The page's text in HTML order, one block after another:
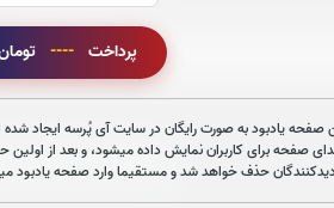
پرداخت ---- تومان
صفحه یادبود به صورت رایگان در سایت آی پُرسه ایجاد
صفحه برای کاربران نمایش داده میشود، و بعد از
حذف خواهد شد و مستقیما وارد صفحه یادبود
قرائت زیارت عاشورا را تقبل میکنم